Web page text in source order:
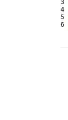
3
4
5
6